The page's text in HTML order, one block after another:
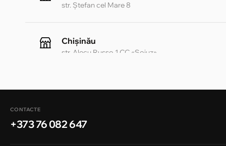
str. Ștefan cel Mare 8
Chișinău
str. Alecu Russo 1 CC «Soiuz»
Chișinău
CONTACTE
+373 76 082 647